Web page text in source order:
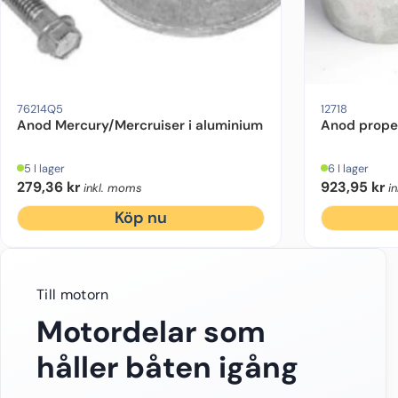
76214Q5
Anod Mercury/Mercruiser i aluminium
5 I lager
279,36 kr inkl. moms
Köp nu
12718
Anod
6 I lager
923,95 kr
Till motorn
Motordelar som
håller båten igång